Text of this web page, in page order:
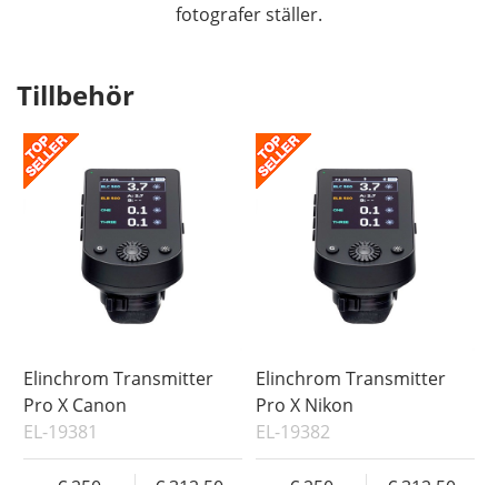
fotografer ställer.
Tillbehör
Elinchrom Transmitter
Pro X Canon
EL-19381
Elinchrom Transmitter
Pro X Nikon
EL-19382